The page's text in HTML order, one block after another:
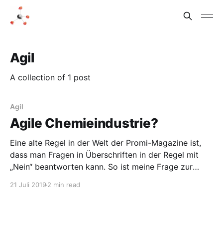
Agil
A collection of 1 post
Agil
Agile Chemieindustrie?
Eine alte Regel in der Welt der Promi-Magazine ist,
dass man Fragen in Überschriften in der Regel mit
„Nein“ beantworten kann. So ist meine Frage zur
21 Juli 2019 2 min read